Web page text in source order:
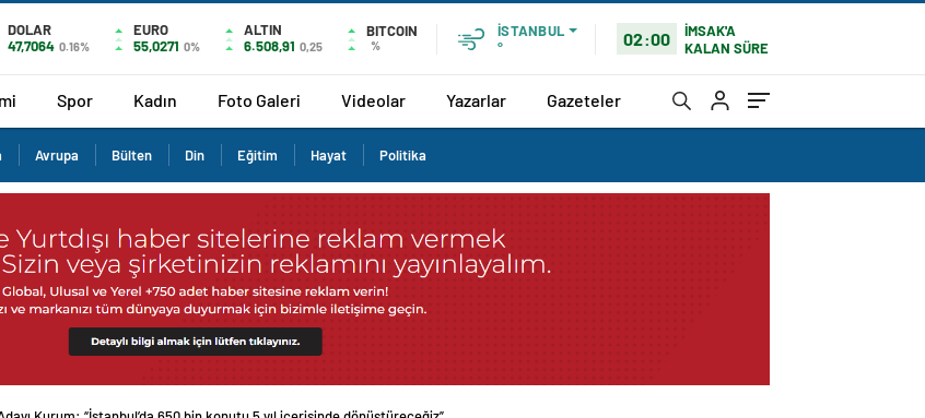
DOLAR
47,7064 0.16%
EURO
55,0271 0%
ALTIN
6.508,91 0,25
BITCOIN
%
İSTANBUL
°
02:00
İMSAK'A
KALAN SÜRE
Spor Kadın Foto Galeri Videolar Yazarlar Gazeteler
Avrupa Bülten Din Eğitim Hayat Politika